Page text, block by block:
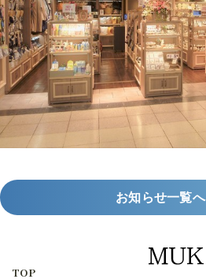
お知らせ一覧へ
TOP